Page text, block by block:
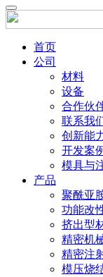
首页
公司
材料
设备
合作伙
联系我
创新能
开发案
模具与
产品
聚酰亚
功能改
挤出型
精密机
精密注
模压烧